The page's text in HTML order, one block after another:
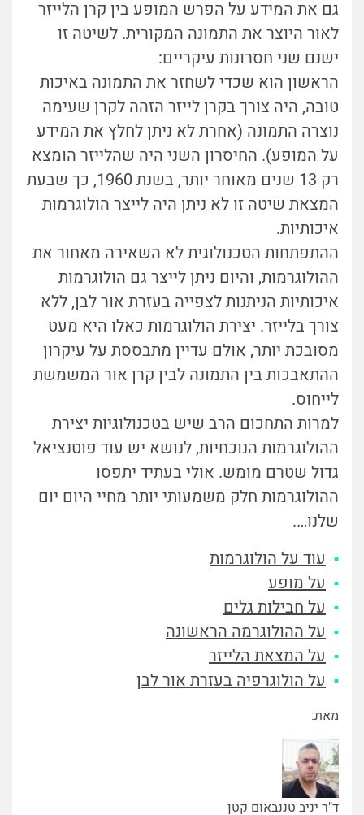
גם את המידע על הפרש המופע בין קרן הלייזר
לאור היוצר את התמונה המקורית. לשיטה זו
ישנם שני חסרונות עיקריים:
הראשון הוא שכדי לשחזר את התמונה באיכות
טובה, היה צורך בקרן לייזר הזהה לקרן שעימה
נוצרה התמונה (אחרת לא ניתן לחלץ את המידע
על המופע). החיסרון השני היה שהלייזר הומצא
רק 13 שנים מאוחר יותר, בשנת 1960, כך שבעת
המצאת שיטה זו לא ניתן היה לייצר הולוגרמות
איכותיות.
ההתפתחות הטכנולוגית לא השאירה מאחור את
ההולוגרמות, והיום ניתן לייצר גם הולוגרמות
איכותיות הניתנות לצפייה בעזרת אור לבן, ללא
צורך בלייזר. יצירת הולוגרמות כאלו היא מעט
מסובכת יותר, אולם עדיין מתבססת על עיקרון
ההתאבכות בין התמונה לבין קרן אור המשמשת
לייחוס.
למרות התחכום הרב שיש בטכנולוגיות יצירת
ההולוגרמות הנוכחיות, לנושא יש עוד פוטנציאל
גדול שטרם מומש. אולי בעתיד יתפסו
ההולוגרמות חלק משמעותי יותר מחיי היום יום
שלנו….
עוד על הולוגרמות
על מופע
על חבילות גלים
על ההולוגרמה הראשונה
על המצאת הלייזר
על הולוגרפיה בעזרת אור לבן
מאת:
ד"ר יניב טננבאום קטן